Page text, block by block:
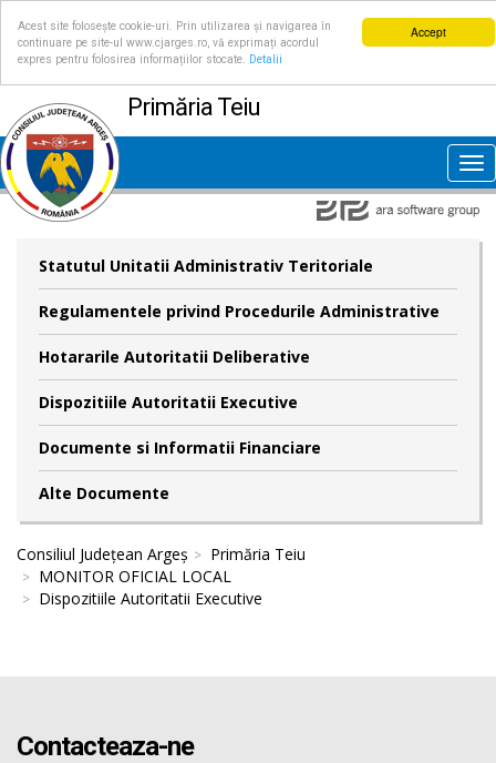
Accept
Acest site folosește cookie-uri. Prin utilizarea și navigarea în
continuare pe site-ul www.cjarges.ro, vă exprimați acordul
expres pentru folosirea informațiilor stocate.
Detalii
Primăria Teiu
Statutul Unitatii Administrativ Teritoriale
Regulamentele privind Procedurile Administrative
Hotararile Autoritatii Deliberative
Dispozitiile Autoritatii Executive
Documente si Informatii Financiare
Alte Documente
Consiliul Județean Argeș
Primăria Teiu
MONITOR OFICIAL LOCAL
Dispozitiile Autoritatii Executive
Contacteaza-ne